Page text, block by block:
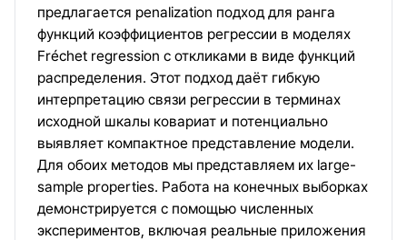
предлагается penalization подход для ранга
функций коэффициентов регрессии в моделях
Fréchet regression с откликами в виде функций
распределения. Этот подход даёт гибкую
интерпретацию связи регрессии в терминах
исходной шкалы ковариат и потенциально
выявляет компактное представление модели.
Для обоих методов мы представляем их large-
sample properties. Работа на конечных выборках
демонстрируется с помощью численных
экспериментов, включая реальные приложения